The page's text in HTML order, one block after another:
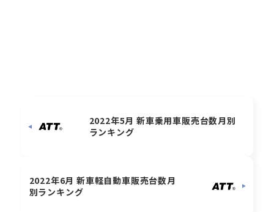
2022年5月 新車乗用車販売台数月別
ランキング
2022年6月 新車軽自動車販売台数月
別ランキング